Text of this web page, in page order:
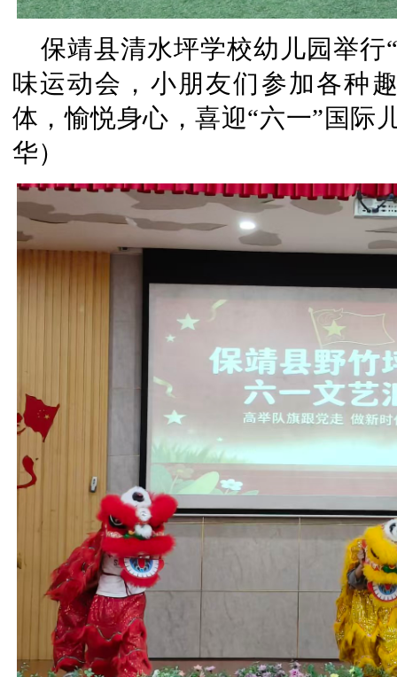
保靖县清水坪学校幼儿园举
味运动会，小朋友们参加各种
体，愉悦身心，喜迎“六一”国际
华）